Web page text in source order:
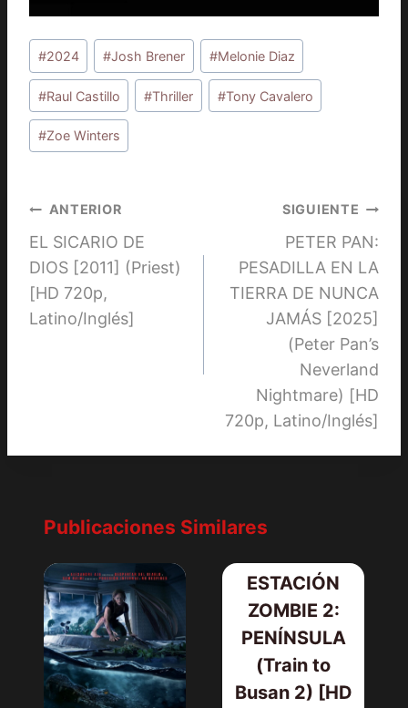
Etiquetas
de
la
entrada:
#2024 #Josh Brener #Melonie Diaz
#Raul Castillo #Thriller #Tony Cavalero
#Zoe Winters
Navegación
de
entradas
ANTERIOR
EL SICARIO DE
DIOS [2011] (Priest)
[HD 720p,
Latino/Inglés]
SIGUIENTE
PETER PAN:
PESADILLA EN LA
TIERRA DE NUNCA
JAMÁS [2025]
(Peter Pan’s
Neverland
Nightmare) [HD
720p, Latino/Inglés]
Publicaciones Similares
ESTACIÓN
ZOMBIE 2:
PENÍNSULA
(Train to
Busan 2) [HD